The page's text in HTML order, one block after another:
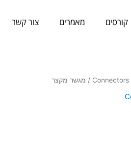
קורסים מאמרים צור קשר
/ מגשר מקצר